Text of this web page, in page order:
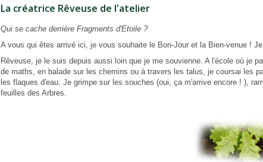
La créatrice Rêveuse de l'atelier
Qui se cache derrière Fragments d'Etoile ?
A vous qui êtes arrivé ici, je vous souhaite le Bon-Jour et la Bien-venue !
Rêveuse, je le suis depuis aussi loin que je me souvienne. A l'école où je
de maths, en balade sur les chemins ou à travers les talus, je coursai les
les flaques d'eau. Je grimpe sur les souches (oui, ça m'arrive encore ! ),
feuilles des Arbres.